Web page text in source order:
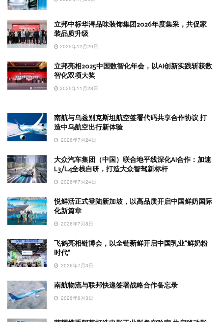
立邦中标华浔品味装饰集团2026年度集采，共促家
装品质升级
2025年12月20日
立邦亮相2025中国数智化年会，以AI创新实践斩获数
智化双项大奖
2025年11月28日
南航与乌兹别克斯坦航空签署代码共享合作协议 打
造中乌航空出行新体验
2026年7月24日
大众汽车集团（中国）联合地平线深化AI合作：加速
L3/L4全栈自研，打造大众智驾新标杆
2026年7月24日
悦鲜活正式登陆新加坡，以高品质开启中国鲜奶国际
化新篇章
2026年7月8日
飞鹤亮相链博会，以全链新鲜开启中国乳业“鲜奶粉
时代”
2026年7月3日
南航物流与联邦快递签署战略合作备忘录
2026年6月3日